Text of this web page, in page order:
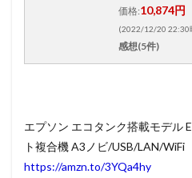
価格:10,874円
(2022/12/20 22:30
感想(5件)
エプソン エコタンク搭載モデル
ト複合機 A3ノビ/USB/LAN/WiFi
https://amzn.to/3YQa4hy